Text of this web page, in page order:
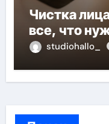
Чистка
все, что
studiohallo_